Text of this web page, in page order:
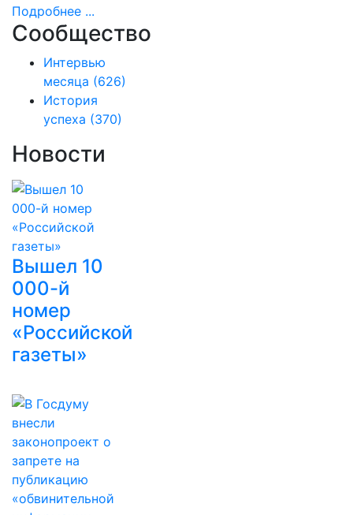
Подробнее ...
Сообщество
Интервью
месяца (626)
История
успеха (370)
Новости
Вышел 10
000-й
номер
«Российской
газеты»